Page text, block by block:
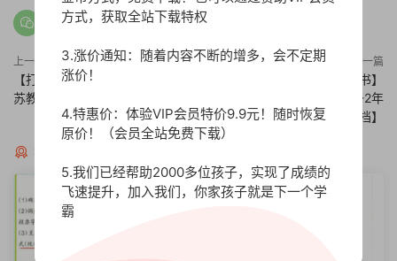
上一篇
【打印版】一线调研卷2年级下册
苏教版数学【42页PDF文档】
下一篇
【打印版】【教师用书 整书】
2021春一遍过-数学-人教版-2年
级【82页PDF文档】
猜你喜欢
方式，获取全站下载特权
3.涨价通知：随着内容不断的增多，会不定期
涨价！
4.特惠价：体验VIP会员特价9.9元！随时恢复
原价！（会员全站免费下载）
5.我们已经帮助2000多位孩子，实现了成绩的
飞速提升，加入我们，你家孩子就是下一个学
霸